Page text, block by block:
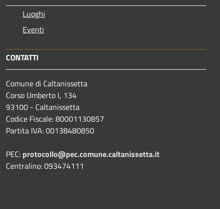
Luoghi
Eventi
CONTATTI
Comune di Caltanissetta
Corso Umberto I, 134
93100 - Caltanissetta
Codice Fiscale: 80001130857
Partita IVA: 00138480850
PEC: protocollo@pec.comune.caltanissetta.it
Centralino: 093474111